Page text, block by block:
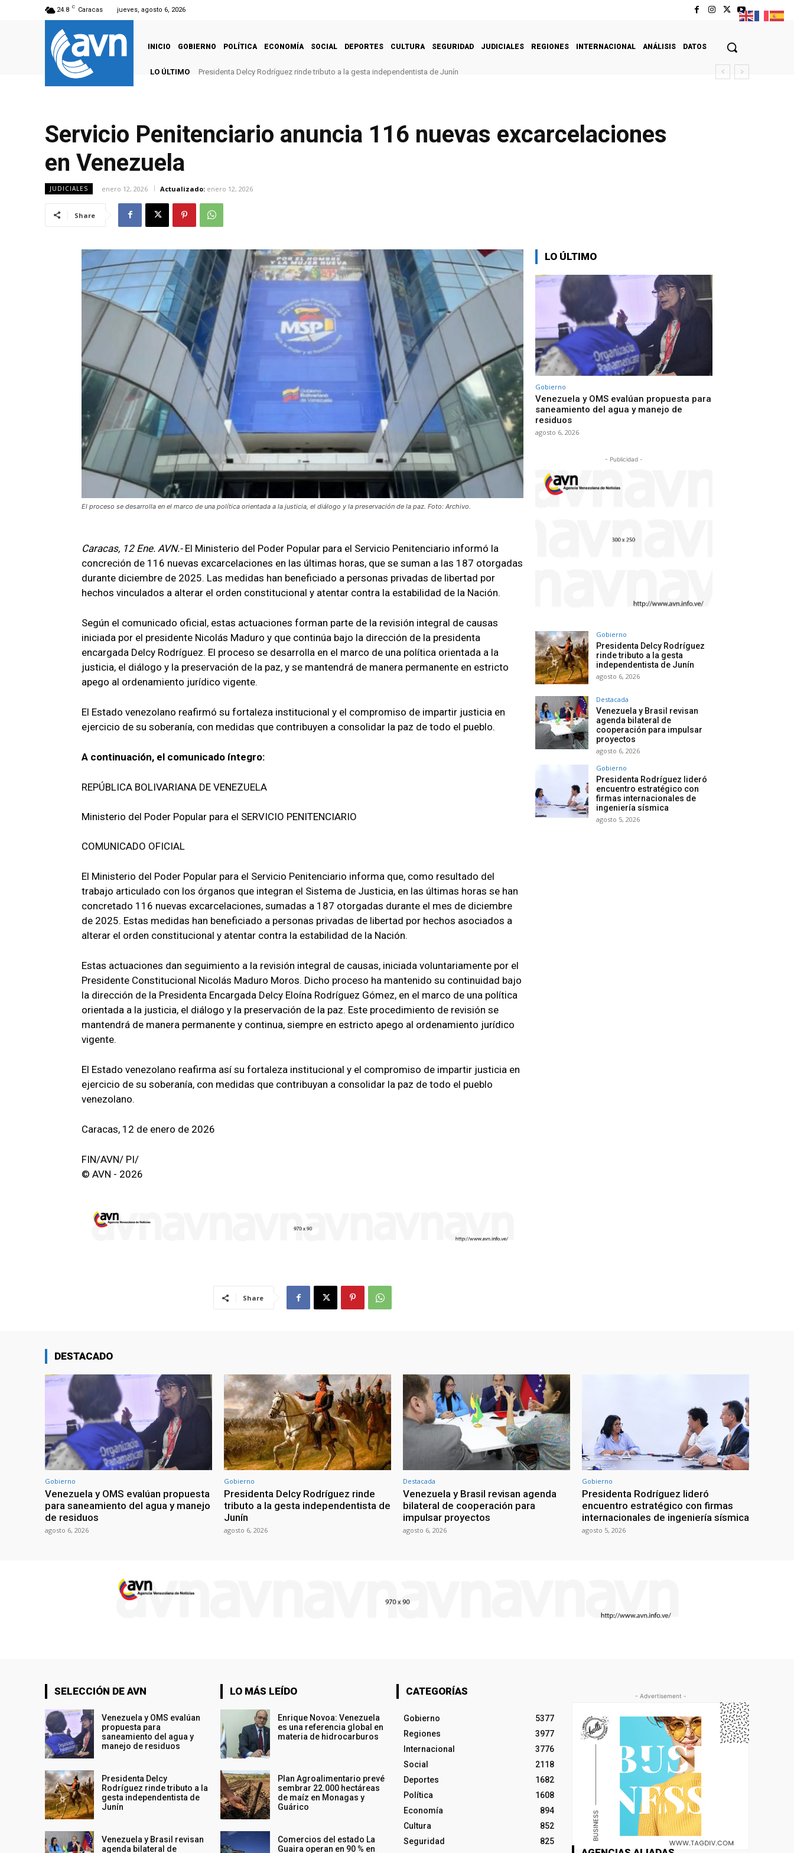
24.8 C Caracas jueves, agosto 6, 2026
INICIO GOBIERNO POLÍTICA ECONOMÍA SOCIAL DEPORTES CULTURA SEGURIDAD JUDICIALES REGIONES INTERNACIONAL ANÁLISIS DATOS
LO ÚLTIMO Presidenta Delcy Rodríguez rinde tributo a la gesta independentista de Junín
Servicio Penitenciario anuncia 116 nuevas excarcelaciones
en Venezuela
JUDICIALES enero 12, 2026 Actualizado: enero 12, 2026
Share
El proceso se desarrolla en el marco de una política orientada a la justicia, el diálogo y la preservación de la paz. Foto: Archivo.
Caracas, 12 Ene. AVN.- El Ministerio del Poder Popular para el Servicio Penitenciario informó la
concreción de 116 nuevas excarcelaciones en las últimas horas, que se suman a las 187 otorgadas
durante diciembre de 2025. Las medidas han beneficiado a personas privadas de libertad por
hechos vinculados a alterar el orden constitucional y atentar contra la estabilidad de la Nación.
Según el comunicado oficial, estas actuaciones forman parte de la revisión integral de causas
iniciada por el presidente Nicolás Maduro y que continúa bajo la dirección de la presidenta
encargada Delcy Rodríguez. El proceso se desarrolla en el marco de una política orientada a la
justicia, el diálogo y la preservación de la paz, y se mantendrá de manera permanente en estricto
apego al ordenamiento jurídico vigente.
El Estado venezolano reafirmó su fortaleza institucional y el compromiso de impartir justicia en
ejercicio de su soberanía, con medidas que contribuyen a consolidar la paz de todo el pueblo.
A continuación, el comunicado íntegro:
REPÚBLICA BOLIVARIANA DE VENEZUELA
Ministerio del Poder Popular para el SERVICIO PENITENCIARIO
COMUNICADO OFICIAL
El Ministerio del Poder Popular para el Servicio Penitenciario informa que, como resultado del
trabajo articulado con los órganos que integran el Sistema de Justicia, en las últimas horas se han
concretado 116 nuevas excarcelaciones, sumadas a 187 otorgadas durante el mes de diciembre
de 2025. Estas medidas han beneficiado a personas privadas de libertad por hechos asociados a
alterar el orden constitucional y atentar contra la estabilidad de la Nación.
Estas actuaciones dan seguimiento a la revisión integral de causas, iniciada voluntariamente por el
Presidente Constitucional Nicolás Maduro Moros. Dicho proceso ha mantenido su continuidad bajo
la dirección de la Presidenta Encargada Delcy Eloína Rodríguez Gómez, en el marco de una política
orientada a la justicia, el diálogo y la preservación de la paz. Este procedimiento de revisión se
mantendrá de manera permanente y continua, siempre en estricto apego al ordenamiento jurídico
vigente.
El Estado venezolano reafirma así su fortaleza institucional y el compromiso de impartir justicia en
ejercicio de su soberanía, con medidas que contribuyan a consolidar la paz de todo el pueblo
venezolano.
Caracas, 12 de enero de 2026
FIN/AVN/ PI/
© AVN - 2026
Share
LO ÚLTIMO
Gobierno
Venezuela y OMS evalúan propuesta para
saneamiento del agua y manejo de
residuos
agosto 6, 2026
- Publicidad -
Gobierno
Presidenta Delcy Rodríguez
rinde tributo a la gesta
independentista de Junín
agosto 6, 2026
Destacada
Venezuela y Brasil revisan
agenda bilateral de
cooperación para impulsar
proyectos
agosto 6, 2026
Gobierno
Presidenta Rodríguez lideró
encuentro estratégico con
firmas internacionales de
ingeniería sísmica
agosto 5, 2026
DESTACADO
Gobierno
Venezuela y OMS evalúan propuesta
para saneamiento del agua y manejo
de residuos
agosto 6, 2026
Gobierno
Presidenta Delcy Rodríguez rinde
tributo a la gesta independentista de
Junín
agosto 6, 2026
Destacada
Venezuela y Brasil revisan agenda
bilateral de cooperación para
impulsar proyectos
agosto 6, 2026
Gobierno
Presidenta Rodríguez lideró
encuentro estratégico con firmas
internacionales de ingeniería sísmica
agosto 5, 2026
SELECCIÓN DE AVN
Venezuela y OMS evalúan
propuesta para
saneamiento del agua y
manejo de residuos
Presidenta Delcy
Rodríguez rinde tributo a la
gesta independentista de
Junín
Venezuela y Brasil revisan
agenda bilateral de
LO MÁS LEÍDO
Enrique Novoa: Venezuela
es una referencia global en
materia de hidrocarburos
Plan Agroalimentario prevé
sembrar 22.000 hectáreas
de maíz en Monagas y
Guárico
Comercios del estado La
Guaira operan en 90 % en
CATEGORÍAS
Gobierno
5377
Regiones
3977
Internacional
3776
Social
2118
Deportes
1682
Política
1608
Economía
894
Cultura
852
Seguridad
825
- Advertisement -